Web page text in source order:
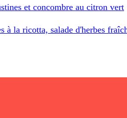
et concombre au citron vert
à la ricotta, salade d'herbes